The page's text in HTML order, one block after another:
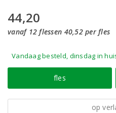
44,20
vanaf 12 flessen 40,52 per fles
Vandaag besteld, dinsdag in
fles
op